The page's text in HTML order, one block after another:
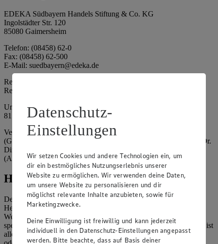
EDEKA Südbayern Handels Stiftung & Co. KG
Ingolstädter Str. 120
85080 Gaimersheim
Telefon: (08458) 62-0
Fax: (08458) 62-500
E-Mail: suedbayern@edeka.de
Registergericht: Amtsgericht Ingolstadt
Registernummer: HRA 3325
Umsatzsteuer-Identifikationsnummer gem. § 27a UStG: DE
815764015
Vertretungsberechtigte: EDEKA Südbayern Handelsstiftung
(Gesellschafter), Claus Hollinger (Vorstandsmitglied, Sprecher), Dr.
Dirk Eßmann (Vorstandsmitglied), Leo Schwaiberger
(Aufsichtsratsvorsitzender)
Hinweise
Der Inhalt dieser Website ist urheberrechtlich geschützt. Der
Herausgeber gewährt Ihnen jedoch das Recht, den auf dieser
Website bereitgestellten Text ganz oder ausschnittsweise zu
speichern und zu vervielfältigen. Aus Gründen des Urheberrechts ist
allerdings die Speicherung und Vervielfältigung von Bildmaterial
Datenschutz-
Einstellungen
Wir setzen Cookies und andere Technologien ein, um
dir ein bestmögliches Nutzungserlebnis unserer
Website zu ermöglichen. Wir verwenden deine Daten,
um unsere Website zu personalisieren und dir
möglichst relevante Inhalte anzubieten, sowie für
Marketingzwecke.
Deine Einwilligung ist freiwillig und kann jederzeit
individuell in den Datenschutz-Einstellungen angepasst
werden. Bitte beachte, dass auf Basis deiner